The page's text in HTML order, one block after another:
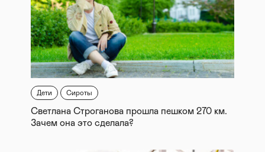
Дети Сироты
Светлана Строганова прошла пешком 270 км.
Зачем она это сделала?